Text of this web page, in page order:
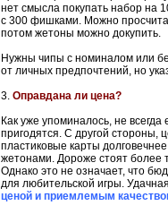
нет смысла покупать набор на
с 300 фишками. Можно
потом жетоны можно докупить.
Нужны чипы с номиналом или
от личных предпочтений, но
3. Оправдана ли цена?
Как уже упоминалось, не
пригодятся. С другой стороны,
пластиковые карты долговечнее
жетонами. Дороже стоят
Однако это не означает, что
для любительской игры.
ценой и приемлемым